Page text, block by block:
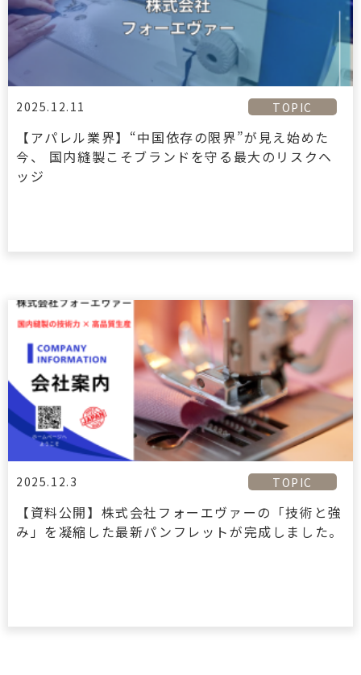
2025.12.11 TOPIC
【アパレル業界】“中国依存の限界”が見え始めた
今、 国内縫製こそブランドを守る最大のリスクヘ
ッジ
2025.12.3 TOPIC
【資料公開】株式会社フォーエヴァーの「技術と強
み」を凝縮した最新パンフレットが完成しました。